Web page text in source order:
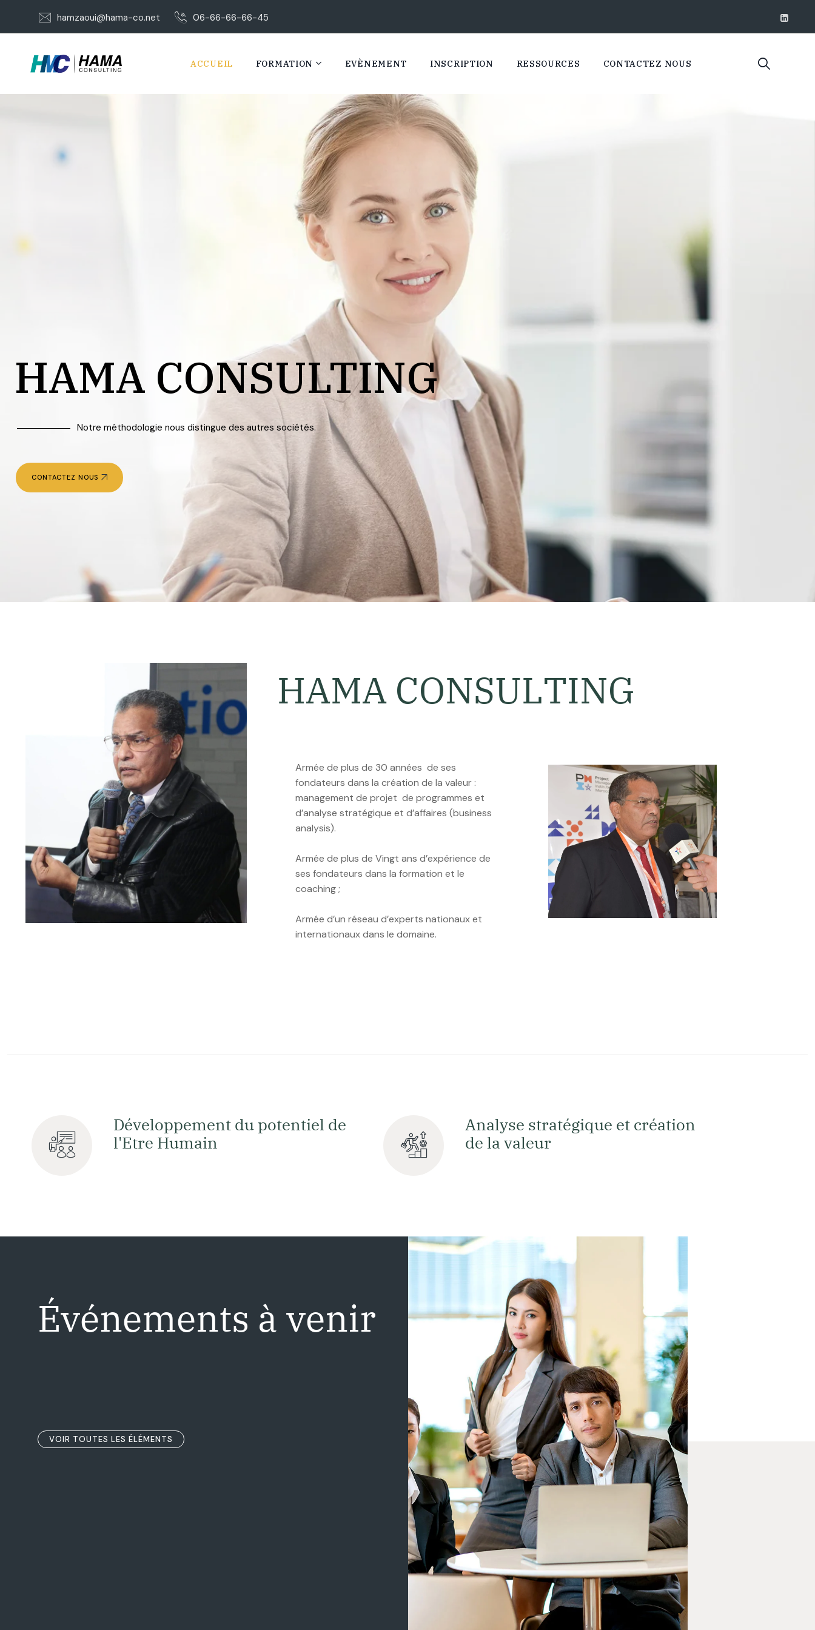
hamzaoui@hama-co.net 06-66-66-66-45
ACCUEIL FORMATION EVÈNEMENT INSCRIPTION RESSOURCES CONTACTEZ NOUS
HAMA CONSULTING
Notre méthodologie nous distingue des autres sociétés.
CONTACTEZ NOUS
HAMA CONSULTING
Armée de plus de 30 années de ses
fondateurs dans la création de la valeur :
management de projet de programmes et
d’analyse stratégique et d’affaires (business
analysis).
Armée de plus de Vingt ans d’expérience de
ses fondateurs dans la formation et le
coaching ;
Armée d’un réseau d’experts nationaux et
internationaux dans le domaine.
Développement du potentiel de
l'Etre Humain
Analyse stratégique et création
de la valeur
Événements à venir
VOIR TOUTES LES ÉLÉMENTS